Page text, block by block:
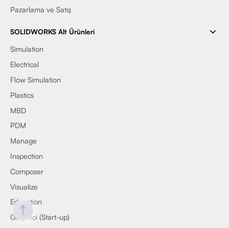
Pazarlama ve Satış
SOLIDWORKS Alt Ürünleri
Simulation
Electrical
Flow Simulation
Plastics
MBD
PDM
Manage
Inspection
Composer
Visualize
Education
Girişimci (Start-up)